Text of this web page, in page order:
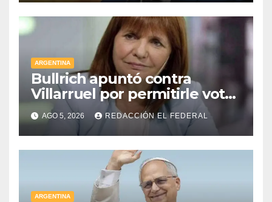
ARGENTINA
Bullrich apuntó contra
Villarruel por permitirle votar
a distancia a una senadora
kirchnerista: “Es un
mamarracho”
AGO 5, 2026 REDACCIÓN EL FEDERAL
ARGENTINA